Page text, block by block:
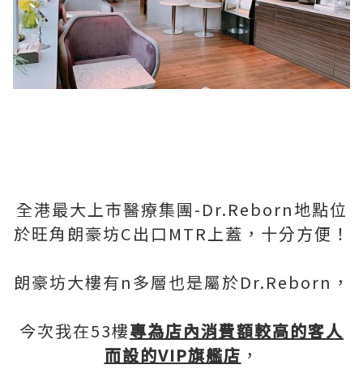
全港最大上市醫療集團-Dr.Reborn地點位
於旺角朗豪坊C出口MTR上蓋，十分方便！
朗豪坊大樓有n多層也是屬於Dr.Reborn，
今次我在53樓專為店內消費額較高的客人
而設的VIP旗艦店 ，